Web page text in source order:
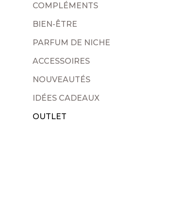
COMPLÉMENTS
BIEN-ÊTRE
PARFUM DE NICHE
ACCESSOIRES
NOUVEAUTÉS
IDÉES CADEAUX
OUTLET